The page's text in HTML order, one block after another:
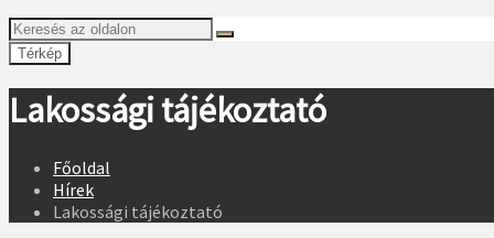
Térkép
Lakossági tájékoztató
Főoldal
Hírek
Lakossági tájékoztató